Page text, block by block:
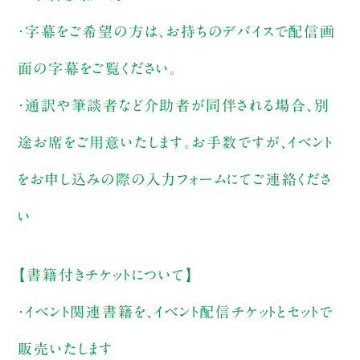
・字幕をご希望の方は、お持ちのデバイスで配信画
面の字幕をご覧ください。
・通訳や筆談者など介助者が同伴される場合、別
途お席をご用意いたします。お手数ですが、イベント
をお申し込みの際の入力フォームにてご連絡くださ
い
【書籍付きチケットについて】
・イベント関連書籍を、イベント配信チケットとセットで
販売いたします